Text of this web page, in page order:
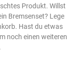
Produkt. Willst
Bremsenset? Lege
Hast du etwas
noch einen weiteren